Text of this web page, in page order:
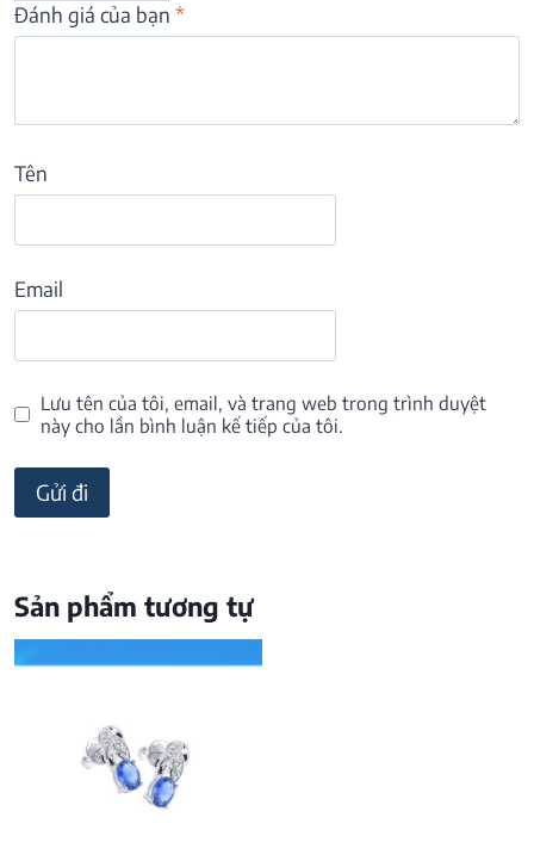
Đánh giá của bạn *
Tên
Email
Lưu tên của tôi, email, và trang web trong trình duyệt
này cho lần bình luận kế tiếp của tôi.
Sản phẩm tương tự